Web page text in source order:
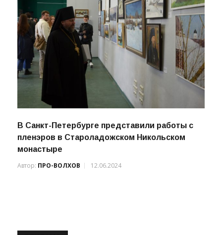
В Санкт-Петербурге представили работы с
пленэров в Староладожском Никольском
монастыре
Автор: ПРО-ВОЛХОВ 12.06.2024